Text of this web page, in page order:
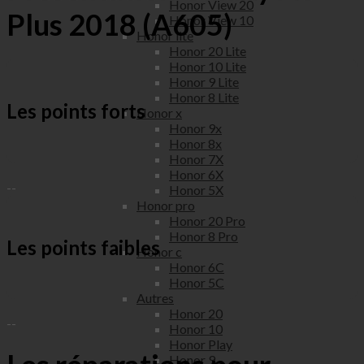
Honor View 20
Honor View 10
Honor lite
Honor 20 Lite
Honor 10 Lite
Honor 9 Lite
Honor 8 Lite
Honor x
Honor 9x
Honor 8x
Honor 7X
Honor 6X
Honor 5X
Honor pro
Honor 20 Pro
Honor 8 Pro
Honor c
Honor 6C
Honor 5C
Autres
Honor 20
Honor 10
Honor Play
Honor 9
Plus 2018 (A605)
Les points forts
--
Les points faibles
--